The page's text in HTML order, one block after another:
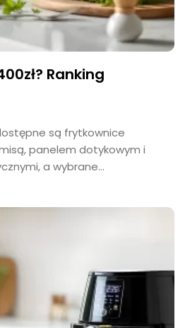
Ranking
są frytkownice
panelem dotykowym i
a wybrane...